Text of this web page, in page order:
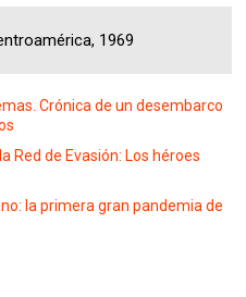
1969
Crónica de un desembarco
Red de Evasión: Los héroes
la primera gran pandemia de